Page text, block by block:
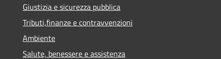
Giustizia e sicurezza pubblica
Tributi,finanze e contravvenzioni
Ambiente
Salute, benessere e assistenza